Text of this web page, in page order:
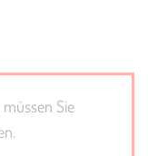
Sie